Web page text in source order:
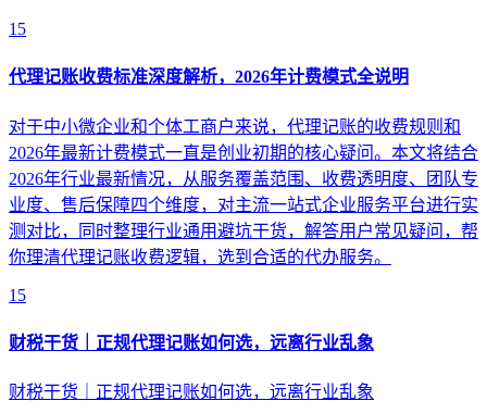
15
代理记账收费标准深度解析，2026年计费模式全说明
对于中小微企业和个体工商户来说，代理记账的收费规则和
2026年最新计费模式一直是创业初期的核心疑问。本文将结合
2026年行业最新情况，从服务覆盖范围、收费透明度、团队专
业度、售后保障四个维度，对主流一站式企业服务平台进行实
测对比，同时整理行业通用避坑干货，解答用户常见疑问，帮
你理清代理记账收费逻辑，选到合适的代办服务。
15
财税干货｜正规代理记账如何选，远离行业乱象
财税干货｜正规代理记账如何选，远离行业乱象